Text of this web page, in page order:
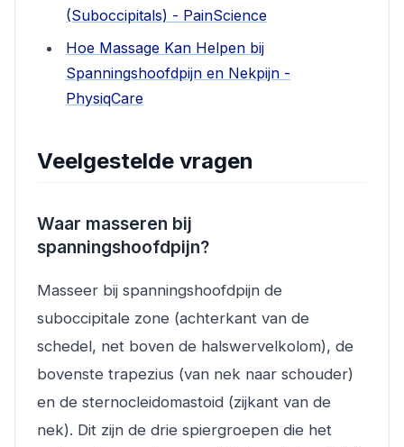
(Suboccipitals) - PainScience
Hoe Massage Kan Helpen bij
Spanningshoofdpijn en Nekpijn -
PhysiqCare
Veelgestelde vragen
Waar masseren bij
spanningshoofdpijn?
Masseer bij spanningshoofdpijn de
suboccipitale zone (achterkant van de
schedel, net boven de halswervelkolom), de
bovenste trapezius (van nek naar schouder)
en de sternocleidomastoid (zijkant van de
nek). Dit zijn de drie spiergroepen die het